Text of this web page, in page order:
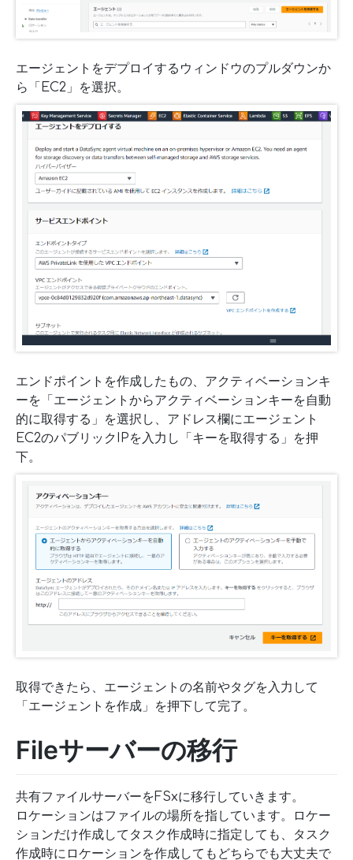
エージェントをデプロイするウィンドウのプルダウンか
ら「EC2」を選択。
エンドポイントを作成したもの、アクティベーションキ
ーを「エージェントからアクティベーションキーを自動
的に取得する」を選択し、アドレス欄にエージェント
EC2のパブリックIPを入力し「キーを取得する」を押
下。
取得できたら、エージェントの名前やタグを入力して
「エージェントを作成」を押下して完了。
Fileサーバーの移行
共有ファイルサーバーをFSxに移行していきます。
ロケーションはファイルの場所を指しています。ロケー
ションだけ作成してタスク作成時に指定しても、タスク
作成時にロケーションを作成してもどちらでも大丈夫で